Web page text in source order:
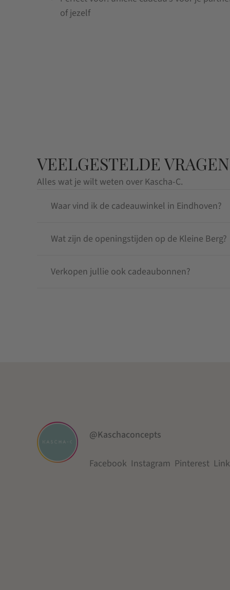
of jezelf
VEELGESTELDE
Alles wat je wilt weten over Kascha-C.
Waar vind ik de cadeauwinkel in Eindhoven?
Wat zijn de openingstijden op de Kleine Berg?
Verkopen jullie ook cadeaubonnen?
@Kaschaconcepts
Facebook Instagram Pinterest